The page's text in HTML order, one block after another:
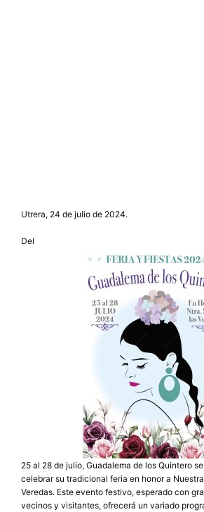
Utrera, 24 de julio de 2024.
Del
25 al 28 de julio, Guadalema de los Quintero
celebrar su tradicional feria en honor a
Veredas. Este evento festivo, esperado con
vecinos y visitantes, ofrecerá un variado